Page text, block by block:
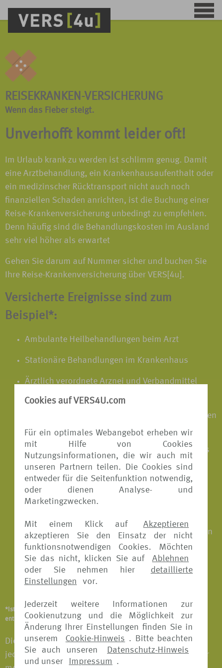
Cookies auf VERS4U.com
Für ein optimales Webangebot erheben wir
mit Hilfe von Cookies
Nutzungsinformationen, die wir auch mit
unseren Partnern teilen. Die Cookies sind
entweder für die Seitenfunktion notwendig,
oder dienen Analyse- und
Marketingzwecken.
Mit einem Klick auf
Akzeptieren
akzeptieren Sie den Einsatz der nicht
funktionsnotwendigen Cookies. Möchten
Sie das nicht, klicken Sie auf
Ablehnen
oder Sie nehmen hier
detaillierte
Einstellungen
vor.
Jederzeit weitere Informationen zur
Cookienutzung und die Möglichkeit zur
Änderung Ihrer Einstellungen finden Sie in
unserem
Cookie-Hinweis . Bitte beachten
Sie auch unseren
Datenschutz-Hinweis
und unser
Impressum .
REISEKRANKEN-VERSICHERUNG
Wenn das Fieber steigt.
Unverhofft kommt leider oft!
Im Urlaub krank zu werden ist schlimm genug. Damit
eine Arztbehandlung, ein Krankenhausaufenthalt oder
ein medizinscher Rücktransport nicht auch noch
finanziellen Schaden anrichten, ist die Buchung einer
Reise-Krankenversicherung unbedingt zu empfehlen.
Denn häufig sind die Behandlungskosten im Ausland
sehr viel höher als erwartet
Gehen Sie darum auf Nummer sicher und buchen Sie
Ihre Reise-Krankenversicherung über VERS[4u].
Versicherte Ereignisse sind zum
Beispiel*:
Ambulante Heilbehandlungen beim Arzt
Stationäre Behandlungen im Krankenhaus
Ärztlich verordnete Arznei und Verbandmittel
sowie unfallbedingte Hilfsmittel
Notwendige Heilbehandlungen des neugeborenen
Kindes bei Frühgeburten im Ausland
Transport zum nächsterreichbaren Krankenhaus
und zurück in die Unterkunft
Medizinisch sinnvoller vertretbarer
Krankenrücktransport
Schmerzstillende konservierende
Zahnbehandlungen einschließlich Zahnfüllungen
Ärztlich verordnete Massagen
Überführung ins Inland oder Bestattung im
Ausland im Todesfall
*Ist abhängig vom Versicherungsangebot und Versicherer. Details
entnehmen Sie bitte den jeweiligen Versicherungsbedingungen.
Die Buchung einer Reise-Krankenversicherung ist
jederzeit vor Beginn der Reise möglich. Die Kosten für